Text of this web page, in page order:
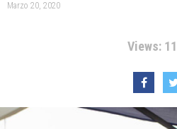
Marzo 20, 2020
Views: